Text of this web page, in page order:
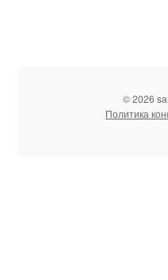
© 2026
Политика